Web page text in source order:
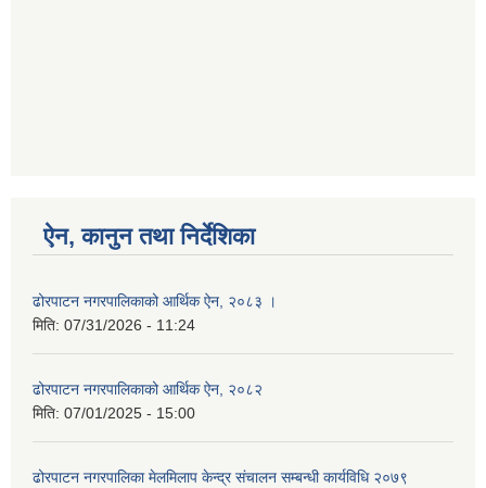
ऐन, कानुन तथा निर्देशिका
ढोरपाटन नगरपालिकाको आर्थिक ऐन, २०८३ ।
मिति: 07/31/2026 - 11:24
ढोरपाटन नगरपालिकाको आर्थिक ऐन, २०८२
मिति: 07/01/2025 - 15:00
ढोरपाटन नगरपालिका मेलमिलाप केन्द्र संचालन सम्बन्धी कार्यविधि २०७९